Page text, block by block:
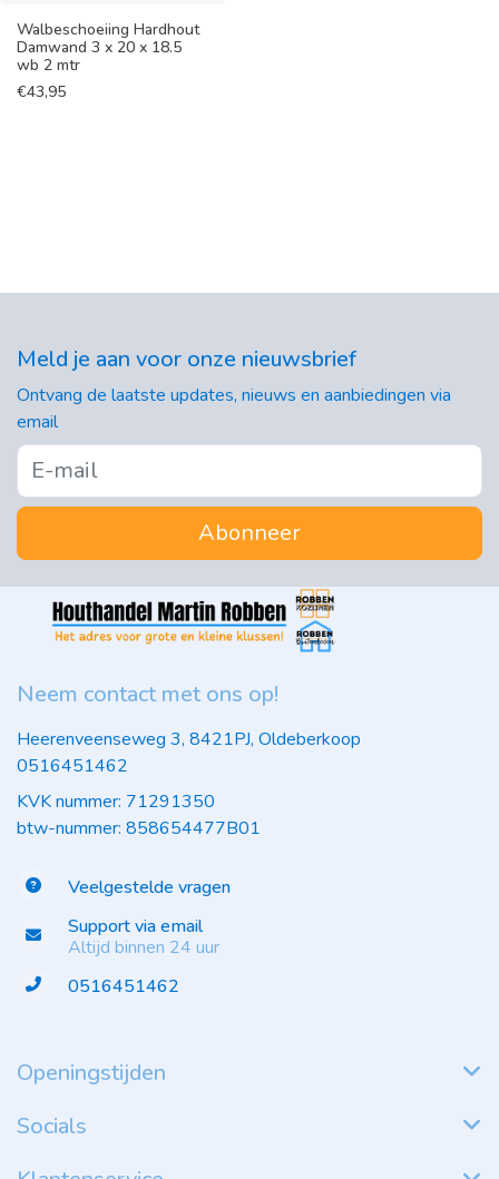
Walbeschoeiing Hardhout
Damwand 3 x 20 x 18.5
wb 2 mtr
€43,95
Meld je aan voor onze nieuwsbrief
Ontvang de laatste updates, nieuws en aanbiedingen via
email
Abonneer
Neem contact met ons op!
Heerenveenseweg 3, 8421PJ, Oldeberkoop
0516451462
KVK nummer: 71291350
btw-nummer: 858654477B01
Veelgestelde vragen
Support via email
Altijd binnen 24 uur
0516451462
Openingstijden
Socials